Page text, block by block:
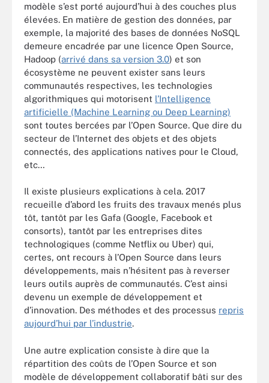
modèle s’est porté aujourd’hui à des couches plus
élevées. En matière de gestion des données, par
exemple, la majorité des bases de données NoSQL
demeure encadrée par une licence Open Source,
Hadoop (arrivé dans sa version 3.0) et son
écosystème ne peuvent exister sans leurs
communautés respectives, les technologies
algorithmiques qui motorisent l’Intelligence
artificielle (Machine Learning ou Deep Learning)
sont toutes bercées par l’Open Source. Que dire du
secteur de l’Internet des objets et des objets
connectés, des applications natives pour le Cloud,
etc…
Il existe plusieurs explications à cela. 2017
recueille d’abord les fruits des travaux menés plus
tôt, tantôt par les Gafa (Google, Facebook et
consorts), tantôt par les entreprises dites
technologiques (comme Netflix ou Uber) qui,
certes, ont recours à l’Open Source dans leurs
développements, mais n’hésitent pas à reverser
leurs outils auprès de communautés. C’est ainsi
devenu un exemple de développement et
d’innovation. Des méthodes et des processus repris
aujourd’hui par l’industrie.
Une autre explication consiste à dire que la
répartition des coûts de l’Open Source et son
modèle de développement collaboratif bâti sur des